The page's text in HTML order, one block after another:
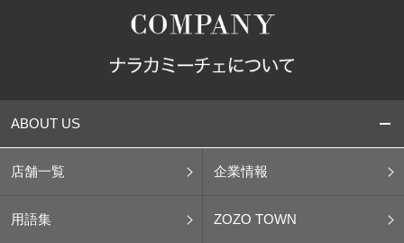
ABOUT US
店舗一覧 企業情報
用語集 ZOZO TOWN